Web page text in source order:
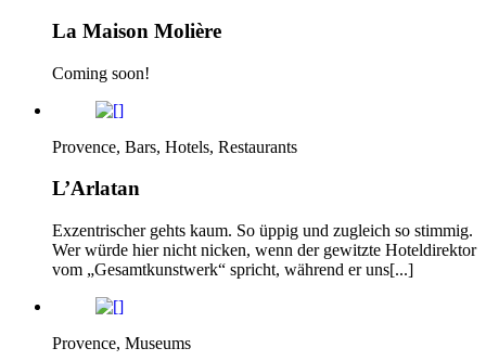
La Maison Molière
Coming soon!
Provence, Bars, Hotels, Restaurants
L’Arlatan
Exzentrischer gehts kaum. So üppig und zugleich so stimmig.
Wer würde hier nicht nicken, wenn der gewitzte Hoteldirektor
vom „Gesamtkunstwerk“ spricht, während er uns[...]
Provence, Museums